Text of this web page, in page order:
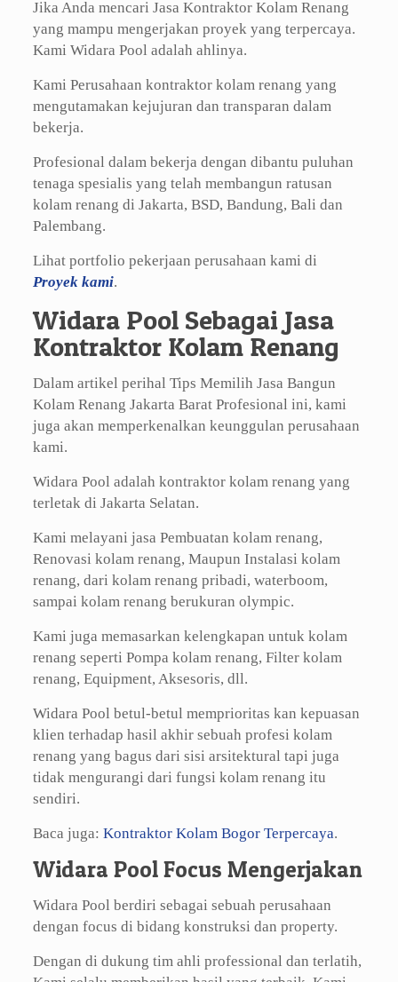
Jika Anda mencari Jasa Kontraktor Kolam Renang
yang mampu mengerjakan proyek yang terpercaya.
Kami Widara Pool adalah ahlinya.
Kami Perusahaan kontraktor kolam renang yang
mengutamakan kejujuran dan transparan dalam
bekerja.
Profesional dalam bekerja dengan dibantu puluhan
tenaga spesialis yang telah membangun ratusan
kolam renang di Jakarta, BSD, Bandung, Bali dan
Palembang.
Lihat portfolio pekerjaan perusahaan kami di
Proyek kami.
Widara Pool Sebagai Jasa
Kontraktor Kolam Renang
Dalam artikel perihal Tips Memilih Jasa Bangun
Kolam Renang Jakarta Barat Profesional ini, kami
juga akan memperkenalkan keunggulan perusahaan
kami.
Widara Pool adalah kontraktor kolam renang yang
terletak di Jakarta Selatan.
Kami melayani jasa Pembuatan kolam renang,
Renovasi kolam renang, Maupun Instalasi kolam
renang, dari kolam renang pribadi, waterboom,
sampai kolam renang berukuran olympic.
Kami juga memasarkan kelengkapan untuk kolam
renang seperti Pompa kolam renang, Filter kolam
renang, Equipment, Aksesoris, dll.
Widara Pool betul-betul memprioritas kan kepuasan
klien terhadap hasil akhir sebuah profesi kolam
renang yang bagus dari sisi arsitektural tapi juga
tidak mengurangi dari fungsi kolam renang itu
sendiri.
Baca juga: Kontraktor Kolam Bogor Terpercaya.
Widara Pool Focus Mengerjakan
Widara Pool berdiri sebagai sebuah perusahaan
dengan focus di bidang konstruksi dan property.
Dengan di dukung tim ahli professional dan terlatih,